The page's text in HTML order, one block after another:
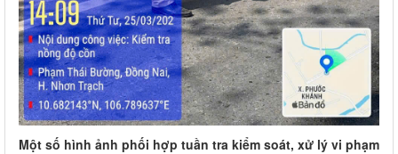
Một số hình ảnh phối hợp tuần tra kiểm soát, xử lý vi phạm